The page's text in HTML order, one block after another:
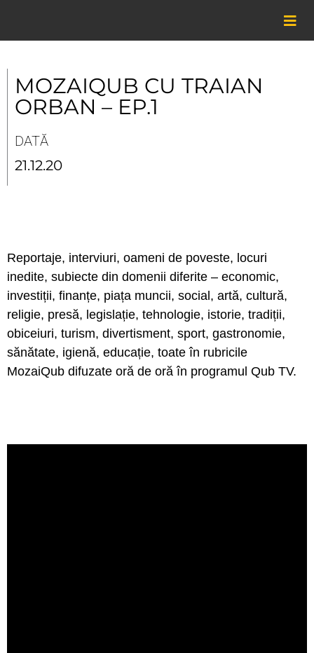
content
MOZAIQUB CU TRAIAN
ORBAN – EP.1
DATĂ
21.12.20
Reportaje, interviuri, oameni de poveste, locuri
inedite, subiecte din domenii diferite – economic,
investiții, finanțe, piața muncii, social, artă, cultură,
religie, presă, legislație, tehnologie, istorie, tradiții,
obiceiuri, turism, divertisment, sport, gastronomie,
sănătate, igienă, educație, toate în rubricile
MozaiQub difuzate oră de oră în programul Qub TV.